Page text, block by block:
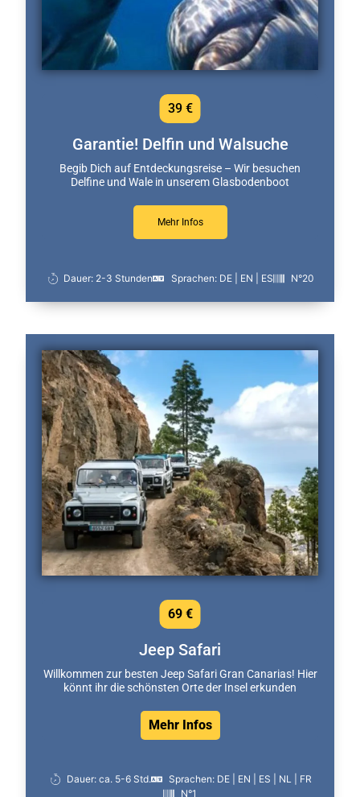
Garantie! Delfin und Walsuche
Begib Dich auf Entdeckungsreise – Wir besuchen
Delfine und Wale in unserem Glasbodenboot
Mehr Infos
39 €
Dauer: 2-3 Stunden Sprachen: DE | EN | ES N°20
Jeep Safari
Willkommen zur besten Jeep Safari Gran Canarias! Hier
könnt ihr die schönsten Orte der Insel erkunden
Mehr Infos
69 €
Dauer: ca. 5-6 Std.
Sprachen: DE | EN | ES | NL | FR
N°1